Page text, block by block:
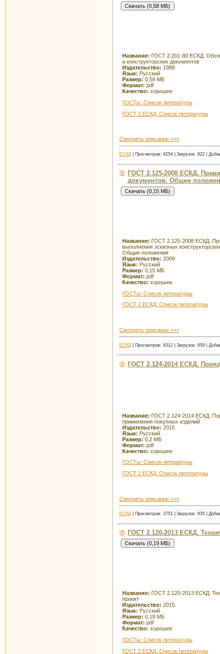
Название: ГОСТ 2.201-80 ЕСКД.
и конструкторских документов
Издательство: 1988
Язык: Русский
Размер: 0,58 МБ
Формат: pdf
Качество: хорошее
ГОСТы: Список литературы
ГОСТ 2 ЕСКД: Список литературы
Смотреть описание >>>
ЕСКД | Просмотров: 4254 | Загрузок: 822 |
ГОСТ 2.125-2008 ЕСКД.
документов. Общие
Название: ГОСТ 2.125-2008 ЕСКД.
выполнения эскизных
Общие положения
Издательство: 2009
Язык: Русский
Размер: 0,15 МБ
Формат: pdf
Качество: хорошее
ГОСТы: Список литературы
ГОСТ 2 ЕСКД: Список литературы
Смотреть описание >>>
ЕСКД | Просмотров: 4312 | Загрузок: 659 |
ГОСТ 2.124-2014 ЕСКД.
Название: ГОСТ 2.124-2014 ЕСКД.
применения покупных изделий
Издательство: 2015
Язык: Русский
Размер: 0,2 МБ
Формат: pdf
Качество: хорошее
ГОСТы: Список литературы
ГОСТ 2 ЕСКД: Список литературы
Смотреть описание >>>
ЕСКД | Просмотров: 3751 | Загрузок: 635 |
ГОСТ 2.120-2013 ЕСКД.
Название: ГОСТ 2.120-2013 ЕСКД.
проект
Издательство: 2015
Язык: Русский
Размер: 0,19 МБ
Формат: pdf
Качество: хорошее
ГОСТы: Список литературы
ГОСТ 2 ЕСКД: Список литературы